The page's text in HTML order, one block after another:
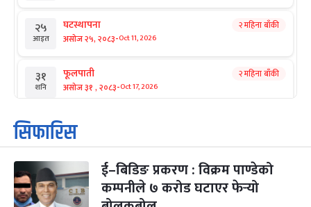
२५
आइत
घटस्थापना
असोज २५, २०८३-Oct 11, 2026
२ महिना बाँकी
३१
शनि
फूलपाती
असोज ३१ , २०८३-Oct 17, 2026
२ महिना बाँकी
१
आइत
कार्तिक सङ्क्रान्ति
कार्तिक १, २०८३
३
मंगल
महानवमी
कार्तिक ३, २०८३-Oct 20, 2026
२ महिना बाँकी
सिफारिस
ई–बिडिङ प्रकरण : विक्रम पाण्डेको
कम्पनीले ७ करोड घटाएर फेर्‍यो